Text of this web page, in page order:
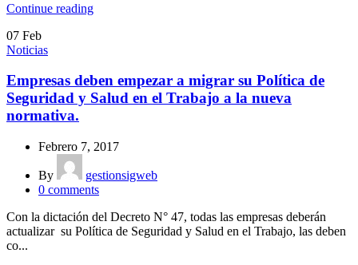
Continue reading
07 Feb
Noticias
Empresas deben empezar a migrar su Política de
Seguridad y Salud en el Trabajo a la nueva
normativa.
Febrero 7, 2017
By
gestionsigweb
0 comments
Con la dictación del Decreto N° 47, todas las empresas deberán
actualizar su Política de Seguridad y Salud en el Trabajo, las deben
co...